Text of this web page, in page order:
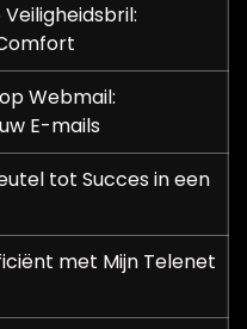
Webmail:
E-mails
tot Succes in een
met Mijn Telenet